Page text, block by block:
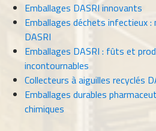
Emballages DASRI innovants
Emballages déchets infectieux :
DASRI
Emballages DASRI : fûts et
incontournables
Collecteurs à aiguilles recyclés
Emballages durables
chimiques